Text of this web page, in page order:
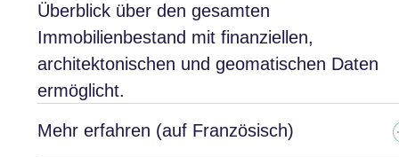
Überblick über den gesamten
Immobilienbestand mit finanziellen,
architektonischen und geomatischen Daten
ermöglicht.
Mehr erfahren (auf Französisch)